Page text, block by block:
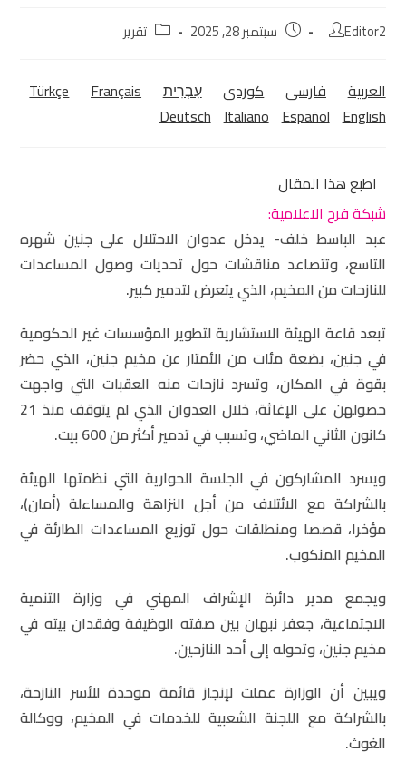
Editor2 سبتمبر 28, 2025 تقرير
العربية فارسی كوردی‎ עִבְרִית Türkçe
Français
Deutsch Italiano Español English
اطبع هذا المقال
شبكة فرح الاعلامية:
عبد الباسط خلف- يدخل عدوان الاحتلال على جنين شهره
التاسع، وتتصاعد مناقشات حول تحديات وصول المساعدات
للنازحات من المخيم، الذي يتعرض لتدمير كبير.
تبعد قاعة الهيئة الاستشارية لتطوير المؤسسات غير الحكومية
في جنين، بضعة مئات من الأمتار عن مخيم جنين، الذي حضر
بقوة في المكان، وتسرد نازحات منه العقبات التي واجهت
حصولهن على الإغاثة، خلال العدوان الذي لم يتوقف منذ 21
كانون الثاني الماضي، وتسبب في تدمير أكثر من 600 بيت.
ويسرد المشاركون في الجلسة الحوارية التي نظمتها الهيئة
بالشراكة مع الائتلاف من أجل النزاهة والمساءلة (أمان)،
مؤخرا، قصصا ومنطلقات حول توزيع المساعدات الطارئة في
المخيم المنكوب.
ويجمع مدير دائرة الإشراف المهني في وزارة التنمية
الاجتماعية، جعفر نبهان بين صفته الوظيفة وفقدان بيته في
مخيم جنين، وتحوله إلى أحد النازحين.
ويبين أن الوزارة عملت لإنجاز قائمة موحدة للأسر النازحة،
بالشراكة مع اللجنة الشعبية للخدمات في المخيم، ووكالة
الغوث.